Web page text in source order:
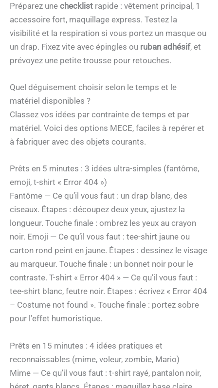
Préparez une checklist rapide : vêtement principal, 1
accessoire fort, maquillage express. Testez la
visibilité et la respiration si vous portez un masque ou
un drap. Fixez vite avec épingles ou ruban adhésif, et
prévoyez une petite trousse pour retouches.
Quel déguisement choisir selon le temps et le
matériel disponibles ?
Classez vos idées par contrainte de temps et par
matériel. Voici des options MECE, faciles à repérer et
à fabriquer avec des objets courants.
Prêts en 5 minutes : 3 idées ultra-simples (fantôme,
emoji, t-shirt « Error 404 »)
Fantôme — Ce qu’il vous faut : un drap blanc, des
ciseaux. Étapes : découpez deux yeux, ajustez la
longueur. Touche finale : ombrez les yeux au crayon
noir. Emoji — Ce qu’il vous faut : tee-shirt jaune ou
carton rond peint en jaune. Étapes : dessinez le visage
au marqueur. Touche finale : un bonnet noir pour le
contraste. T-shirt « Error 404 » — Ce qu’il vous faut :
tee-shirt blanc, feutre noir. Étapes : écrivez « Error 404
– Costume not found ». Touche finale : portez sobre
pour l’effet humoristique.
Prêts en 15 minutes : 4 idées pratiques et
reconnaissables (mime, voleur, zombie, Mario)
Mime — Ce qu’il vous faut : t-shirt rayé, pantalon noir,